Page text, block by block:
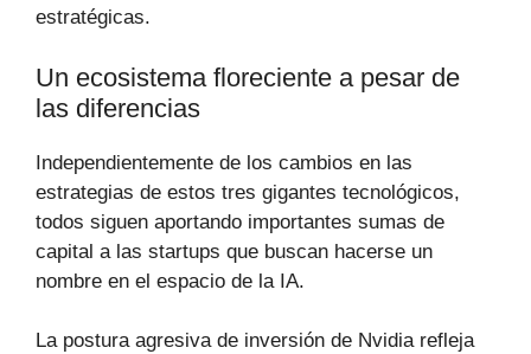
estratégicas.
Un ecosistema floreciente a pesar de
las diferencias
Independientemente de los cambios en las
estrategias de estos tres gigantes tecnológicos,
todos siguen aportando importantes sumas de
capital a las startups que buscan hacerse un
nombre en el espacio de la IA.
La postura agresiva de inversión de Nvidia refleja